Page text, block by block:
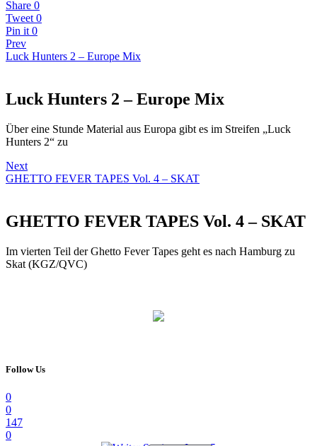
Share 0
Tweet 0
Pin it 0
Prev
Luck Hunters 2 – Europe Mix
Luck Hunters 2 – Europe Mix
Über eine Stunde Material aus Europa gibt es im Streifen „Luck
Hunters 2“ zu
Next
GHETTO FEVER TAPES Vol. 4 – SKAT
GHETTO FEVER TAPES Vol. 4 – SKAT
Im vierten Teil der Ghetto Fever Tapes geht es nach Hamburg zu
Skat (KGZ/QVC)
Follow Us
0
0
147
0